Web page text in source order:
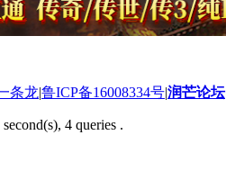
条龙|鲁ICP备16008334号|润芒论坛
4 queries .